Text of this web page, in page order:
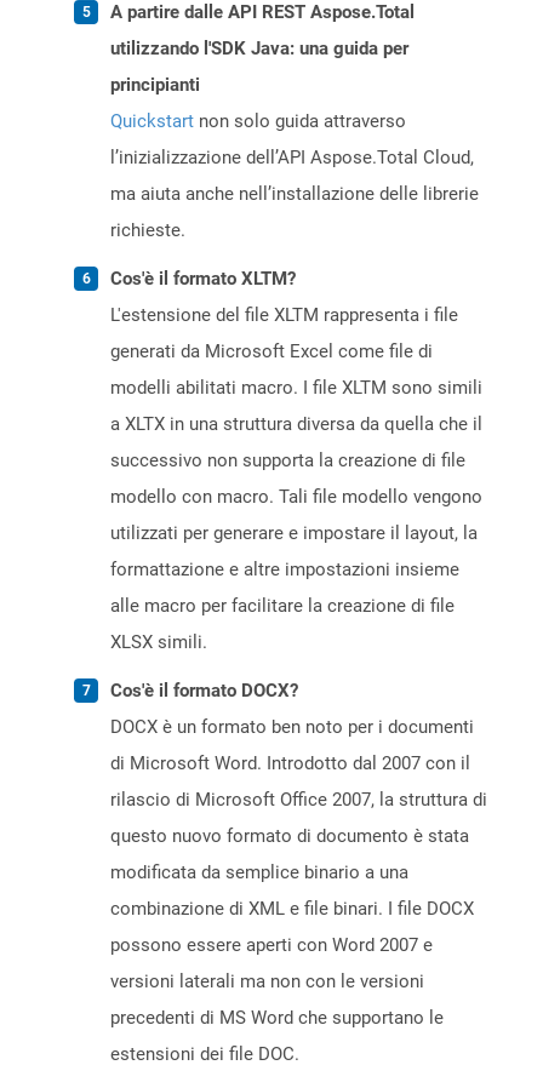
A partire dalle API REST Aspose.Total
utilizzando l'SDK Java: una guida per
principianti
Quickstart non solo guida attraverso
l’inizializzazione dell’API Aspose.Total Cloud,
ma aiuta anche nell’installazione delle librerie
richieste.
Cos'è il formato XLTM?
L'estensione del file XLTM rappresenta i file
generati da Microsoft Excel come file di
modelli abilitati macro. I file XLTM sono simili
a XLTX in una struttura diversa da quella che il
successivo non supporta la creazione di file
modello con macro. Tali file modello vengono
utilizzati per generare e impostare il layout, la
formattazione e altre impostazioni insieme
alle macro per facilitare la creazione di file
XLSX simili.
Cos'è il formato DOCX?
DOCX è un formato ben noto per i documenti
di Microsoft Word. Introdotto dal 2007 con il
rilascio di Microsoft Office 2007, la struttura di
questo nuovo formato di documento è stata
modificata da semplice binario a una
combinazione di XML e file binari. I file DOCX
possono essere aperti con Word 2007 e
versioni laterali ma non con le versioni
precedenti di MS Word che supportano le
estensioni dei file DOC.